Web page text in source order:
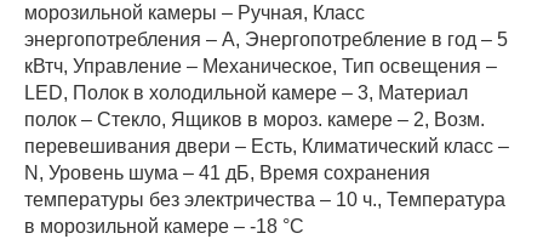
морозильной камеры – Ручная, Класс
энергопотребления – А, Энергопотребление в год – 5
кВтч, Управление – Механическое, Тип освещения –
LED, Полок в холодильной камере – 3, Материал
полок – Стекло, Ящиков в мороз. камере – 2, Возм.
перевешивания двери – Есть, Климатический класс –
N, Уровень шума – 41 дБ, Время сохранения
температуры без электричества – 10 ч., Температура
в морозильной камере – -18 °C